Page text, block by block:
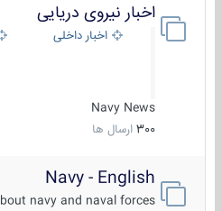
اخبار نیروی دریایی
اخبار داخلی
Navy News
300 ارسال ها
Navy - English
about navy and naval forces!